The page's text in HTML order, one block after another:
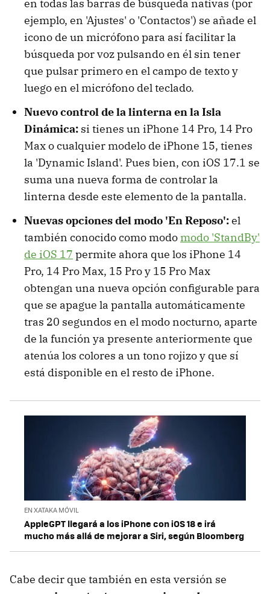
en todas las barras de búsqueda nativas (por
ejemplo, en 'Ajustes' o 'Contactos') se añade el
icono de un micrófono para así facilitar la
búsqueda por voz pulsando en él sin tener
que pulsar primero en el campo de texto y
luego en el micrófono del teclado.
Nuevo control de la linterna en la Isla
Dinámica: si tienes un iPhone 14 Pro, 14 Pro
Max o cualquier modelo de iPhone 15, tienes
la 'Dynamic Island'. Pues bien, con iOS 17.1 se
suma una nueva forma de controlar la
linterna desde este elemento de la pantalla.
Nuevas opciones del modo 'En Reposo':el
también conocido como modo modo 'StandBy'
de iOS 17 permite ahora que los iPhone 14
Pro, 14 Pro Max, 15 Pro y 15 Pro Max
obtengan una nueva opción configurable para
que se apague la pantalla automáticamente
tras 20 segundos en el modo nocturno, aparte
de la función ya presente anteriormente que
atenúa los colores a un tono rojizo y que sí
está disponible en el resto de iPhone.
EN XATAKA MÓVIL
AppleGPT llegará a los iPhone con iOS 18 e irá
mucho más allá de mejorar a Siri, según Bloomberg
Cabe decir que también en esta versión se